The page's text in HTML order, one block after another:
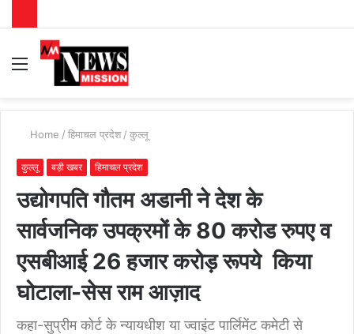
Menu
Home / हिमाचल प्रदेश / कुल्लू
कुल्लू बड़ी खबर हिमाचल प्रदेश
उद्योगपति गौतम अडानी ने देश के
सार्वजनिक उपक्रमों के 80 करोड रुपए व
एसबीआई 26 हजार करोड़ रूपये किया
घोटाला-सेस राम आज़ाद
कहा-सुप्रीम कोर्ट के न्यायधीश या ज्वाइंट पार्लिमेंट कमेटी से